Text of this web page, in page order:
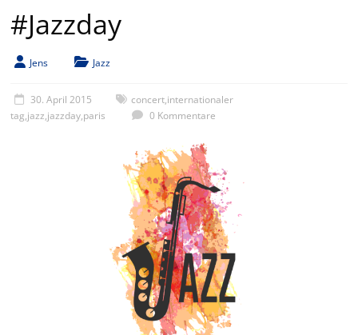
#Jazzday
Jens Jazz
30. April 2015 concert,internationaler
tag,jazz,jazzday,paris 0 Kommentare